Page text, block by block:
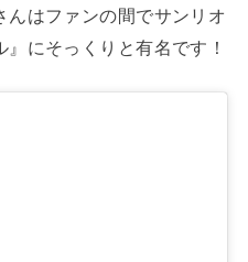
んはファンの間でサンリオ
にそっくりと有名です！